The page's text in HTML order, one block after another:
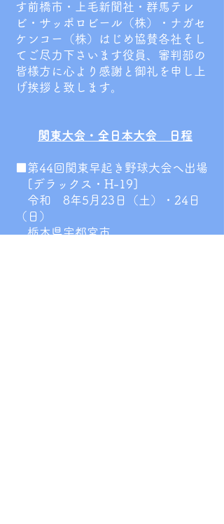
す前橋市・上毛新聞社・群馬テレ
ビ・サッポロビール（株）・ナガセ
ケンコー（株）はじめ協賛各社そし
てご尽力下さいます役員、審判部の
皆様方に心より感謝と御礼を申し上
げ挨拶と致します。
関東大会・全日本大会 日程
■第44回関東早起き野球大会へ出場
[デラックス・H-19]
令和 8年5月23日（土）・24日
（日）
栃木県宇都宮市